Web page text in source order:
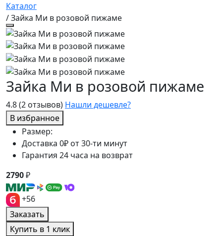
Каталог
/ Зайка Ми в розовой пижаме
4.8(2 отзывов) Нашли дешевле?
В избранное
Зайка Ми в розовой пижаме
Размер:
Доставка 0₽ от 30-ти минут
Гарантия 24 часа на возврат
2790₽
+56
Заказать
Купить в 1 клик